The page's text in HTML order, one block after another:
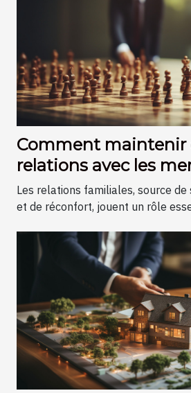
Comment maintenir
relations avec les
famille ?
Les relations familiales, source de
et de réconfort, jouent un rôle